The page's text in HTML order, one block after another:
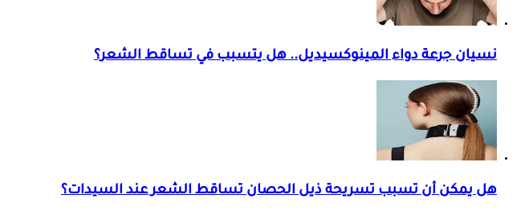
نسيان جرعة دواء المينوكسيديل.. هل يتسبب في تساقط الشعر؟
هل يمكن أن تسبب تسريحة ذيل الحصان تساقط الشعر عند السيدات؟